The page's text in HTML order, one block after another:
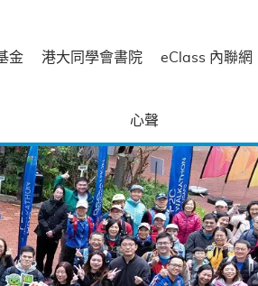
金 港大同學會書院 eClass 內聯網
心聲